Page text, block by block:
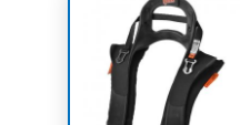
product
heeft
meerdere
variaties.
Deze